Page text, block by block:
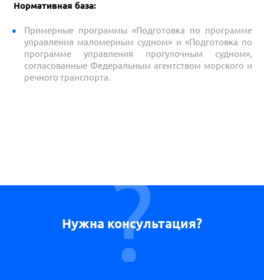
Нормативная база:
Примерные программы «Подготовка по программе
управления маломерным судном» и «Подготовка по
программе управления прогулочным судном»,
согласованные Федеральным агентством морского и
речного транспорта.
Нужна консультация?